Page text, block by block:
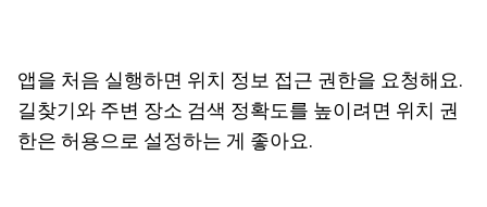
앱을 처음 실행하면 위치 정보 접근 권한을 요청해요.
길찾기와 주변 장소 검색 정확도를 높이려면 위치 권
한은 허용으로 설정하는 게 좋아요.